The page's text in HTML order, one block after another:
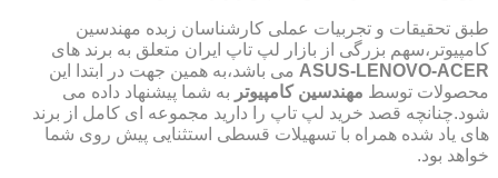
طبق تحقیقات و تجربیات عملی کارشناسان زبده مهندسین
کامپیوتر،سهم بزرگی از بازار لپ تاپ ایران متعلق به برند های
ASUS-LENOVO-ACER می باشد،به همین جهت در ابتدا این
محصولات توسط مهندسین کامپیوتر به شما پیشنهاد داده می
شود.چنانچه قصد خرید لپ تاپ را دارید مجموعه ای کامل از برند
های یاد شده همراه با تسهیلات قسطی استثنایی پیش روی شما
خواهد بود.